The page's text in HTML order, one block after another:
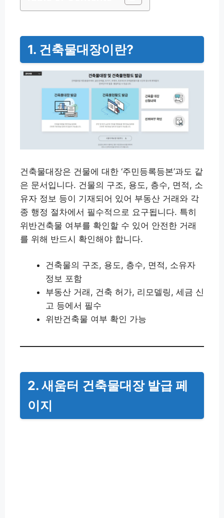
1. 건축물대장이란?
건축물대장은 건물에 대한 ‘주민등록등본’과도 같
은 문서입니다. 건물의 구조, 용도, 층수, 면적, 소
유자 정보 등이 기재되어 있어 부동산 거래와 각
종 행정 절차에서 필수적으로 요구됩니다. 특히
위반건축물 여부를 확인할 수 있어 안전한 거래
를 위해 반드시 확인해야 합니다.
건축물의 구조, 용도, 층수, 면적, 소유자
정보 포함
부동산 거래, 건축 허가, 리모델링, 세금 신
고 등에서 필수
위반건축물 여부 확인 가능
2. 새움터 건축물대장 발급 페
이지